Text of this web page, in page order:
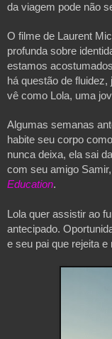
da viagem pode não
O filme de Laurent
profunda sobre
estamos
há questão de
vê como Lola, uma
Algumas semanas
habite seu corpo
nunca deixa, ela sai
com seu amigo
Education.
Lola quer assistir ao
antecipado.
e seu pai que rejeita e